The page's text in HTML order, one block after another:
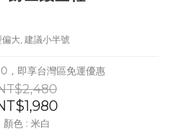
偏大, 建議小半號
，即享台灣區免運優惠
顏色 : 米白